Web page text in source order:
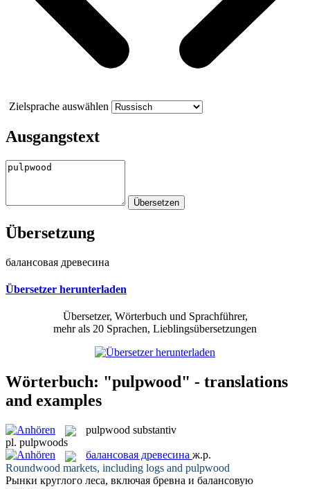
Zielsprache auswählen
Ausgangstext
Übersetzung
балансовая древесина
Übersetzer herunterladen
Übersetzer, Wörterbuch und Sprachführer,
mehr als 20 Sprachen, Lieblingsübersetzungen
Wörterbuch: "pulpwood" - translations
and examples
pulpwood substantiv
pl. pulpwoods
балансовая древесина ж.р.
Roundwood markets, including logs and pulpwood
Рынки круглого леса, включая бревна и балансовую